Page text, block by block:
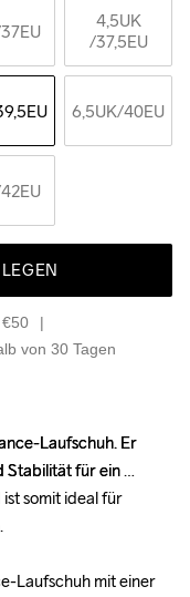
4,5UK
/37,5EU
6,5UK/40EU
von 30 Tagen
Laufschuh. Er
Stabilität für ein
somit ideal für
Laufschuh mit einer
Laufschuh. Er
Stabilität für ein
somit ideal für
Laufschuh mit einer